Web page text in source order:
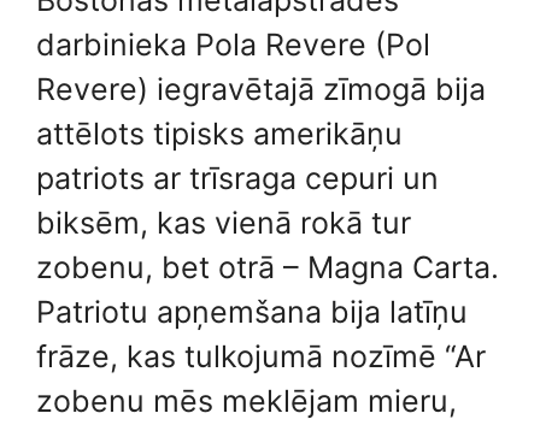
darbinieka Pola Revere (Pol
Revere) iegravētajā zīmogā bija
attēlots tipisks amerikāņu
patriots ar trīsraga cepuri un
biksēm, kas vienā rokā tur
zobenu, bet otrā – Magna Carta.
Patriotu apņemšana bija latīņu
frāze, kas tulkojumā nozīmē “Ar
zobenu mēs meklējam mieru,